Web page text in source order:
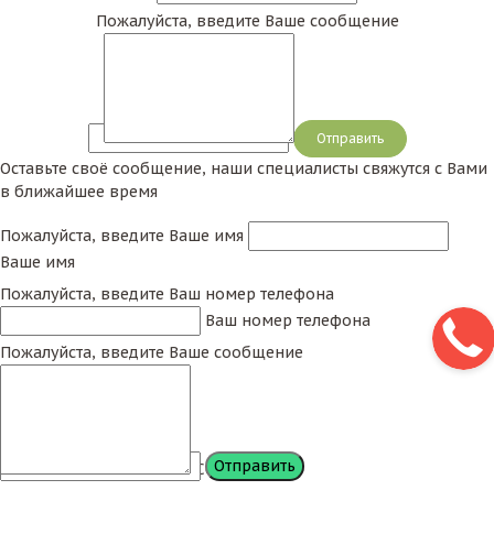
Пожалуйста, введите Ваше сообщение
Сообщение
Оставьте своё сообщение, наши специалисты свяжутся с Вами
в ближайшее время
Пожалуйста, введите Ваше имя
Ваше имя
Пожалуйста, введите Ваш номер телефона
Ваш номер телефона
Пожалуйста, введите Ваше сообщение
Сообщение